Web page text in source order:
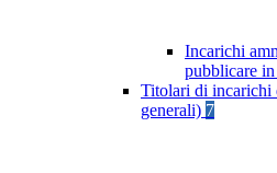
Incarichi
pubblicare
Titolari di incarichi
generali) 7